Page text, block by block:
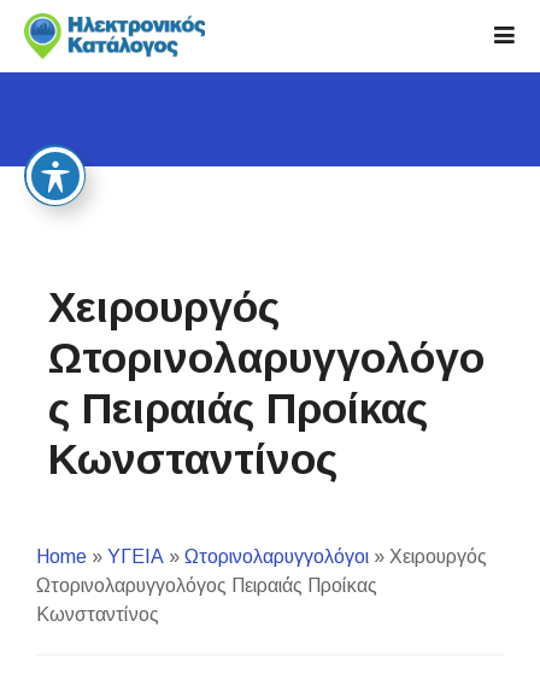
i
Χειρουργός
Ωτορινολαρυγγολόγο
ς Πειραιάς Προίκας
Κωνσταντίνος
Home » ΥΓΕΙΑ » Ωτορινολαρυγγολόγοι » Χειρουργός
Ωτορινολαρυγγολόγος Πειραιάς Προίκας
Κωνσταντίνος